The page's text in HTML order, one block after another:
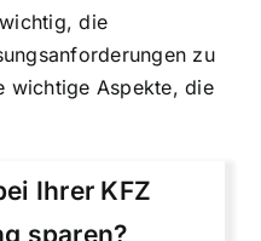
die
zu
wichtige Aspekte, die
Ihrer KFZ
sparen?